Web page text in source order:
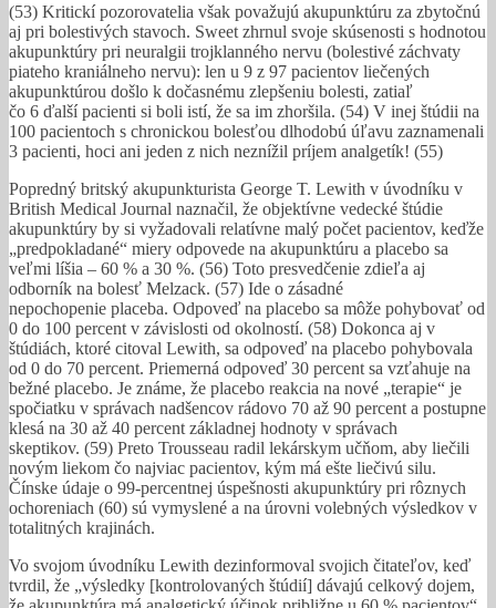
(53) Kritickí pozorovatelia však považujú akupunktúru za zbytočnú
aj pri bolestivých stavoch. Sweet zhrnul svoje skúsenosti s hodnotou
akupunktúry pri neuralgii trojklanného nervu (bolestivé záchvaty
piateho kraniálneho nervu): len u 9 z 97 pacientov liečených
akupunktúrou došlo k dočasnému zlepšeniu bolesti, zatiaľ
čo 6 ďalší pacienti si boli istí, že sa im zhoršila. (54) V inej štúdii na
100 pacientoch s chronickou bolesťou dlhodobú úľavu zaznamenali
3 pacienti, hoci ani jeden z nich neznížil príjem analgetík! (55)
Popredný britský akupunkturista George T. Lewith v úvodníku v
British Medical Journal naznačil, že objektívne vedecké štúdie
akupunktúry by si vyžadovali relatívne malý počet pacientov, keďže
„predpokladané“ miery odpovede na akupunktúru a placebo sa
veľmi líšia – 60 % a 30 %. (56) Toto presvedčenie zdieľa aj
odborník na bolesť Melzack. (57) Ide o zásadné
nepochopenie placeba. Odpoveď na placebo sa môže pohybovať od
0 do 100 percent v závislosti od okolností. (58) Dokonca aj v
štúdiách, ktoré citoval Lewith, sa odpoveď na placebo pohybovala
od 0 do 70 percent. Priemerná odpoveď 30 percent sa vzťahuje na
bežné placebo. Je známe, že placebo reakcia na nové „terapie“ je
spočiatku v správach nadšencov rádovo 70 až 90 percent a postupne
klesá na 30 až 40 percent základnej hodnoty v správach
skeptikov. (59) Preto Trousseau radil lekárskym učňom, aby liečili
novým liekom čo najviac pacientov, kým má ešte liečivú silu.
Čínske údaje o 99-percentnej úspešnosti akupunktúry pri rôznych
ochoreniach (60) sú vymyslené a na úrovni volebných výsledkov v
totalitných krajinách.
Vo svojom úvodníku Lewith dezinformoval svojich čitateľov, keď
tvrdil, že „výsledky [kontrolovaných štúdií] dávajú celkový dojem,